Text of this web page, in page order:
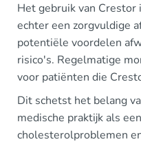
Het gebruik van
echter een zorgvuldige
potentiële voordelen
risico's. Regelmatige
voor patiënten die
Dit schetst het belang
medische praktijk als
cholesterolproblemen